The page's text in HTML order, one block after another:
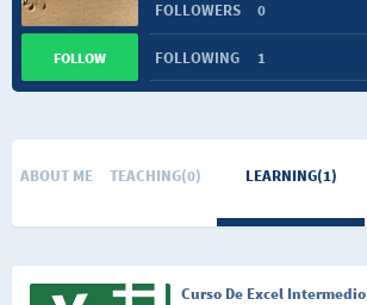
FOLLOWERS 0
FOLLOWING 1
FOLLOW
ABOUT ME TEACHING(0) LEARNING(1)
Curso De Excel Intermedio